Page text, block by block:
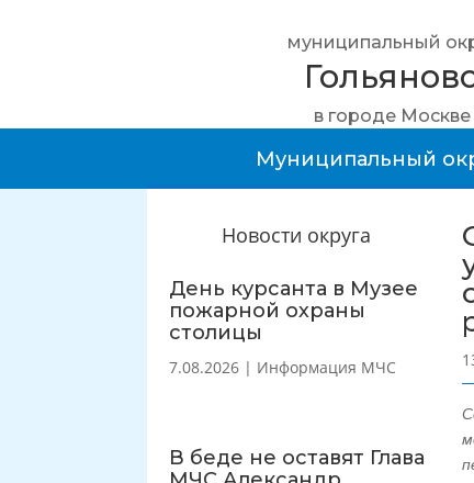
муниципальный
в городе Москве
Муниципальный
Новости округа
День курсанта в Музее
пожарной охраны
столицы
7.08.2026 | Информация МЧС
В беде не оставят Глава